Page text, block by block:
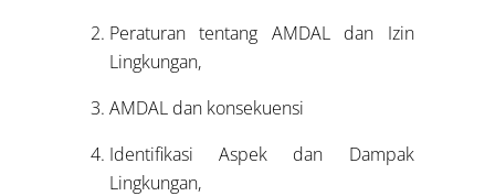
Peraturan tentang AMDAL dan Izin
Lingkungan,
AMDAL dan konsekuensi
Identifikasi Aspek dan Dampak
Lingkungan,